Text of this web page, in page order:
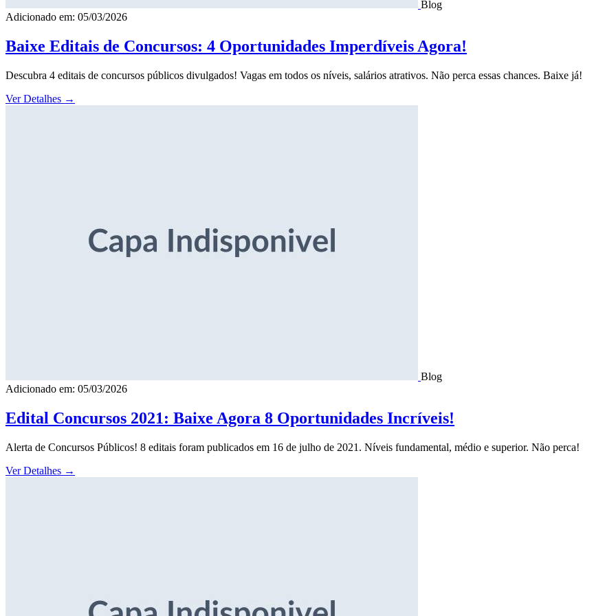
Blog
Adicionado em: 05/03/2026
Baixe Editais de Concursos: 4 Oportunidades Imperdíveis Agora!
Descubra 4 editais de concursos públicos divulgados! Vagas em todos os níveis, salários atrativos. Não perca essas chances. Baixe já!
Ver Detalhes →
Blog
Adicionado em: 05/03/2026
Edital Concursos 2021: Baixe Agora 8 Oportunidades Incríveis!
Alerta de Concursos Públicos! 8 editais foram publicados em 16 de julho de 2021. Níveis fundamental, médio e superior. Não perca!
Ver Detalhes →